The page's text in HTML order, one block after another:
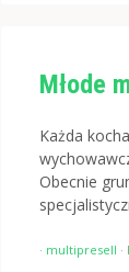
Młode
Każda
Obecnie
· multipresell ·